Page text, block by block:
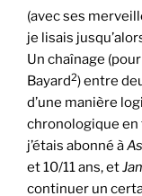
(avec ses
je lisais
Un chaînage
Bayard2) entre
d’une manière
chronologique en
j’étais abonné à
et 10/11 ans, et
continuer un